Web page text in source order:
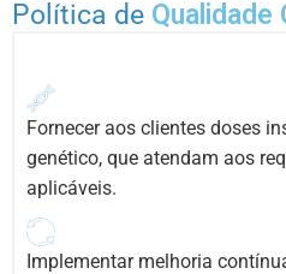
Política de Qualidade
Fornecer aos clientes doses
genético, que atendam aos
aplicáveis.
Implementar melhoria